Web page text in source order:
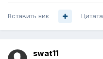
Вставить ник Цитата
swat11